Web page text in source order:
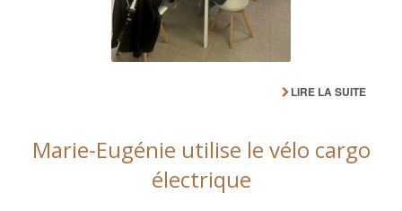
LIRE LA SUITE
Marie-Eugénie utilise le vélo cargo
électrique